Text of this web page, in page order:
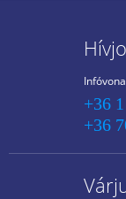
+36
+36